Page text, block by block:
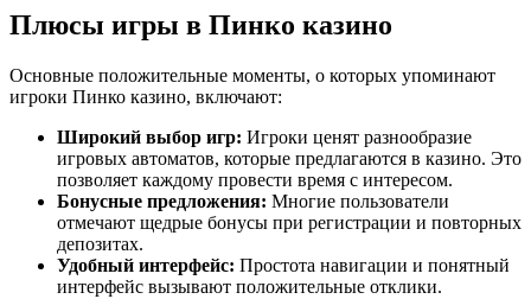
Плюсы игры в Пинко казино
Основные положительные моменты, о которых упоминают
игроки Пинко казино, включают:
Широкий выбор игр: Игроки ценят разнообразие
игровых автоматов, которые предлагаются в казино. Это
позволяет каждому провести время с интересом.
Бонусные предложения: Многие пользователи
отмечают щедрые бонусы при регистрации и повторных
депозитах.
Удобный интерфейс: Простота навигации и понятный
интерфейс вызывают положительные отклики.